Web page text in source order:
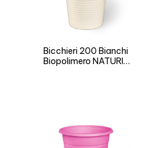
Bicchieri 200 Bianchi
Biopolimero NATURIA